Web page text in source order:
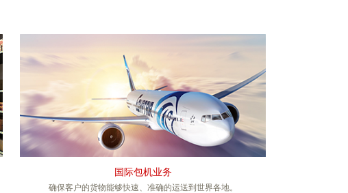
国际包机业务
确保客户的货物能够快速、准确的运送到世界各地。